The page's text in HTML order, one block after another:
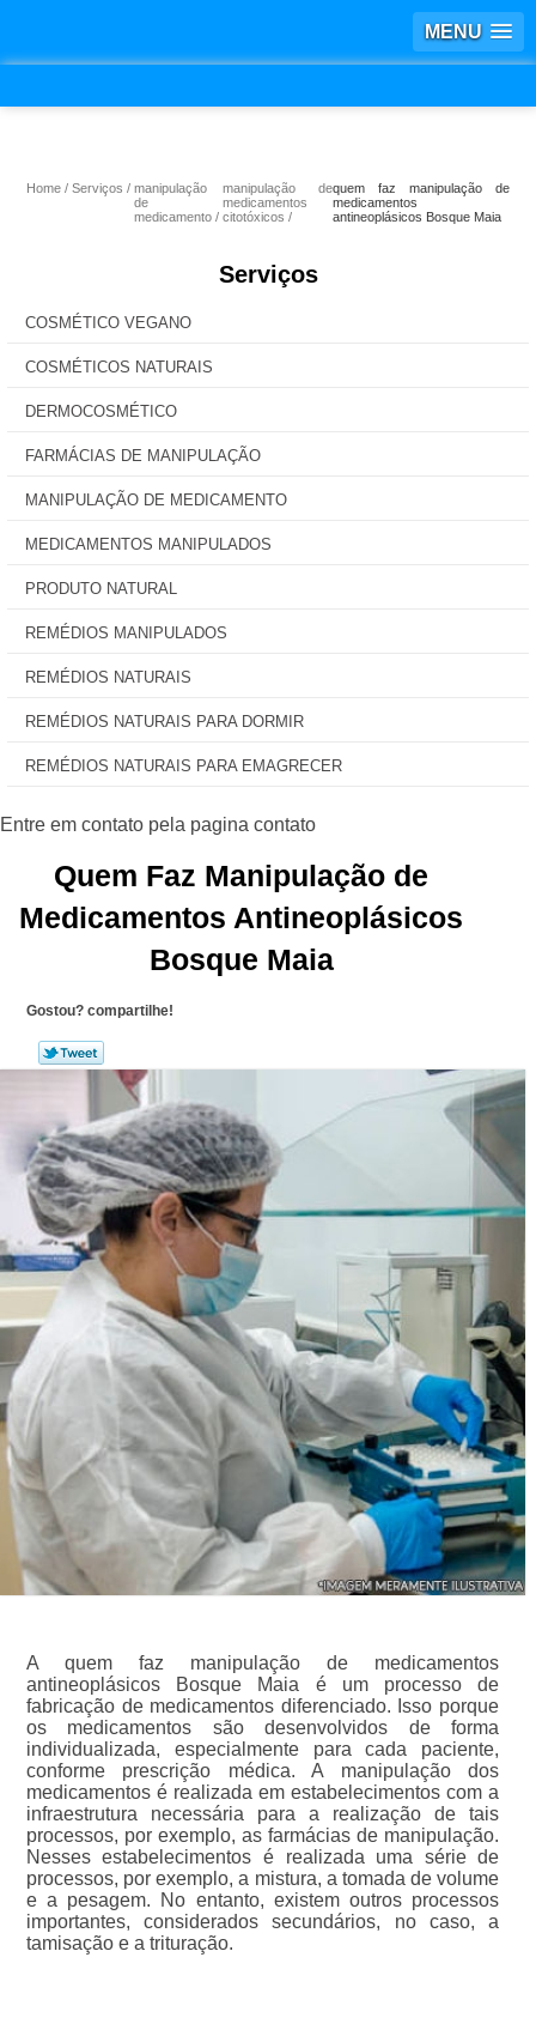
MENU
Home Serviços
manipulação
de
medicamento
manipulação de
medicamentos
citotóxicos
quem faz manipulação de
medicamentos
antineoplásicos Bosque Maia
Serviços
COSMÉTICO VEGANO
COSMÉTICOS NATURAIS
DERMOCOSMÉTICO
FARMÁCIAS DE MANIPULAÇÃO
MANIPULAÇÃO DE MEDICAMENTO
MEDICAMENTOS MANIPULADOS
PRODUTO NATURAL
REMÉDIOS MANIPULADOS
REMÉDIOS NATURAIS
REMÉDIOS NATURAIS PARA DORMIR
REMÉDIOS NATURAIS PARA EMAGRECER
Quem Faz Manipulação de
Medicamentos Antineoplásicos
Bosque Maia
Gostou? compartilhe!
A quem faz manipulação de medicamentos
antineoplásicos Bosque Maia é um processo de
fabricação de medicamentos diferenciado. Isso porque
os medicamentos são desenvolvidos de forma
individualizada, especialmente para cada paciente,
conforme prescrição médica. A manipulação dos
medicamentos é realizada em estabelecimentos com a
infraestrutura necessária para a realização de tais
processos, por exemplo, as farmácias de manipulação.
Nesses estabelecimentos é realizada uma série de
processos, por exemplo, a mistura, a tomada de volume
e a pesagem. No entanto, existem outros processos
importantes, considerados secundários, no caso, a
tamisação e a trituração.